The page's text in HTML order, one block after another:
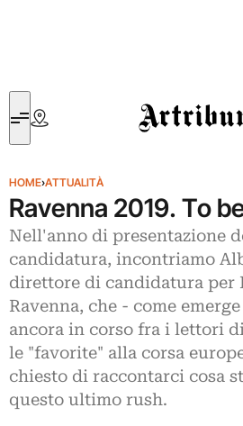
Artribune
HOME›ATTUALITÀ
Ravenna 2019. To
Nell'anno di presentazione
candidatura, incontriamo
direttore di candidatura per
Ravenna, che - come
ancora in corso fra i lettori
le "favorite" alla corsa
chiesto di raccontarci cosa
questo ultimo rush.